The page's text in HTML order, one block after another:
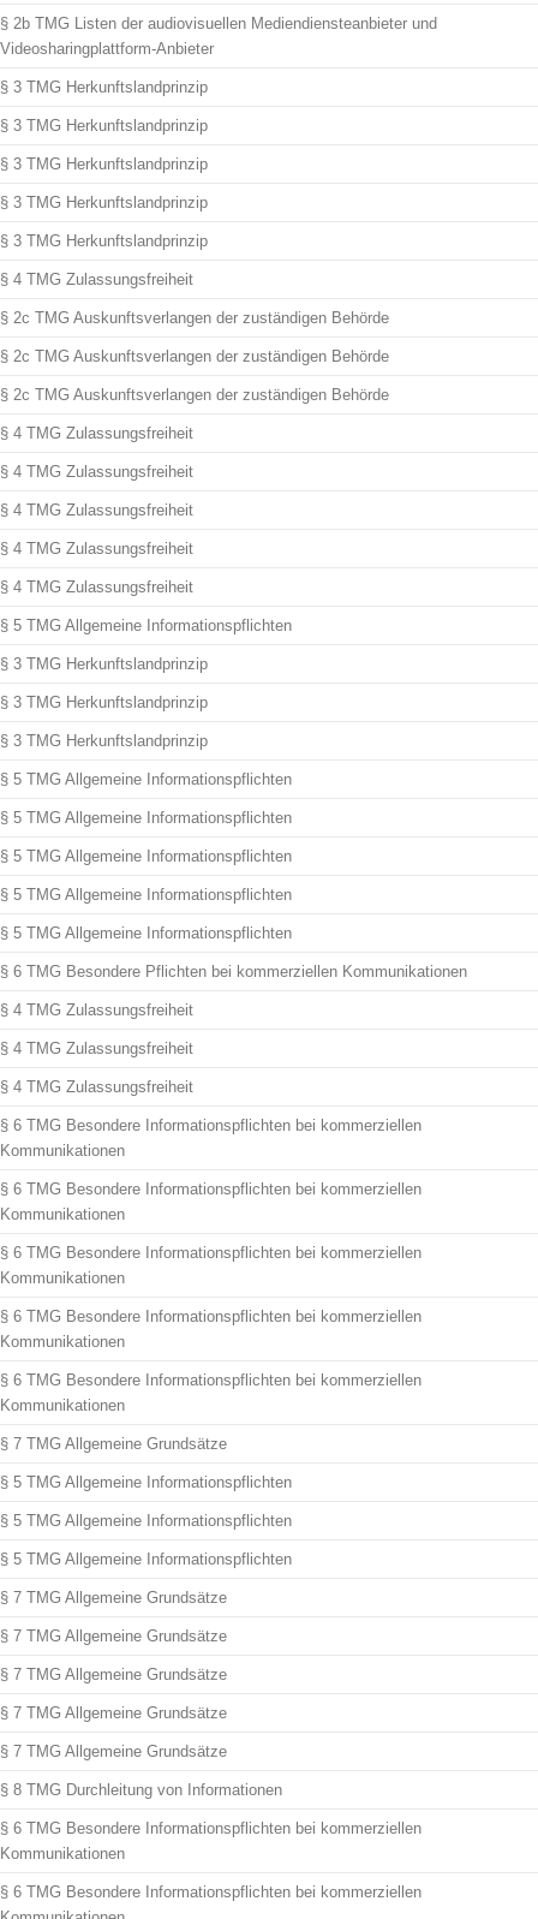
§ 2b TMG Listen der audiovisuellen Mediendiensteanbieter und
Videosharingplattform-Anbieter
§ 3 TMG Herkunftslandprinzip
§ 3 TMG Herkunftslandprinzip
§ 3 TMG Herkunftslandprinzip
§ 3 TMG Herkunftslandprinzip
§ 3 TMG Herkunftslandprinzip
§ 4 TMG Zulassungsfreiheit
§ 2c TMG Auskunftsverlangen der zuständigen Behörde
§ 2c TMG Auskunftsverlangen der zuständigen Behörde
§ 2c TMG Auskunftsverlangen der zuständigen Behörde
§ 4 TMG Zulassungsfreiheit
§ 4 TMG Zulassungsfreiheit
§ 4 TMG Zulassungsfreiheit
§ 4 TMG Zulassungsfreiheit
§ 4 TMG Zulassungsfreiheit
§ 5 TMG Allgemeine Informationspflichten
§ 3 TMG Herkunftslandprinzip
§ 3 TMG Herkunftslandprinzip
§ 3 TMG Herkunftslandprinzip
§ 5 TMG Allgemeine Informationspflichten
§ 5 TMG Allgemeine Informationspflichten
§ 5 TMG Allgemeine Informationspflichten
§ 5 TMG Allgemeine Informationspflichten
§ 5 TMG Allgemeine Informationspflichten
§ 6 TMG Besondere Pflichten bei kommerziellen Kommunikationen
§ 4 TMG Zulassungsfreiheit
§ 4 TMG Zulassungsfreiheit
§ 4 TMG Zulassungsfreiheit
§ 6 TMG Besondere Informationspflichten bei kommerziellen
Kommunikationen
§ 6 TMG Besondere Informationspflichten bei kommerziellen
Kommunikationen
§ 6 TMG Besondere Informationspflichten bei kommerziellen
Kommunikationen
§ 6 TMG Besondere Informationspflichten bei kommerziellen
Kommunikationen
§ 6 TMG Besondere Informationspflichten bei kommerziellen
Kommunikationen
§ 7 TMG Allgemeine Grundsätze
§ 5 TMG Allgemeine Informationspflichten
§ 5 TMG Allgemeine Informationspflichten
§ 5 TMG Allgemeine Informationspflichten
§ 7 TMG Allgemeine Grundsätze
§ 7 TMG Allgemeine Grundsätze
§ 7 TMG Allgemeine Grundsätze
§ 7 TMG Allgemeine Grundsätze
§ 7 TMG Allgemeine Grundsätze
§ 8 TMG Durchleitung von Informationen
§ 6 TMG Besondere Informationspflichten bei kommerziellen
Kommunikationen
§ 6 TMG Besondere Informationspflichten bei kommerziellen